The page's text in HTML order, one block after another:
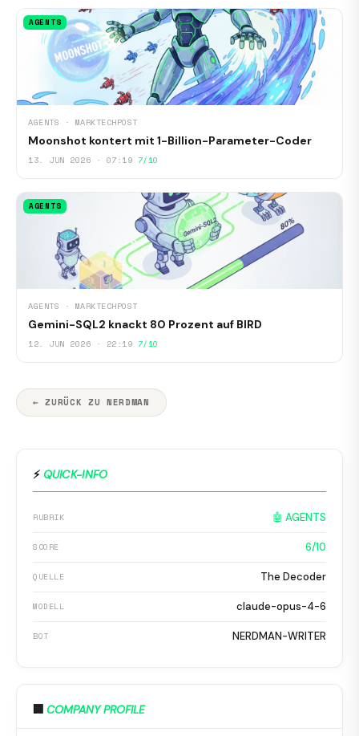
AGENTS
AGENTS · MARKTECHPOST
Moonshot kontert mit 1-Billion-Parameter-Coder
13. JUN 2026 · 07:19 7/10
AGENTS
AGENTS · MARKTECHPOST
Gemini-SQL2 knackt 80 Prozent auf BIRD
12. JUN 2026 · 22:19 7/10
← ZURÜCK ZU NERDMAN
⚡ QUICK-INFO
RUBRIK 🤖 AGENTS
SCORE 6/10
QUELLE The Decoder
MODELL claude-opus-4-6
BOT NERDMAN-WRITER
🏢 COMPANY PROFILE